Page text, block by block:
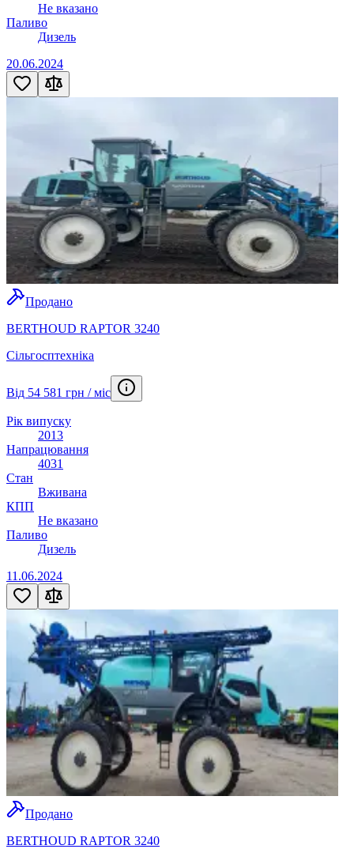
Не вказано
Паливо
Дизель
20.06.2024
Продано
BERTHOUD RAPTOR 3240
Сільгосптехніка
Від 54 581 грн / міс
Рік випуску
2013
Напрацювання
4031
Стан
Вживана
КПП
Не вказано
Паливо
Дизель
11.06.2024
Продано
BERTHOUD RAPTOR 3240